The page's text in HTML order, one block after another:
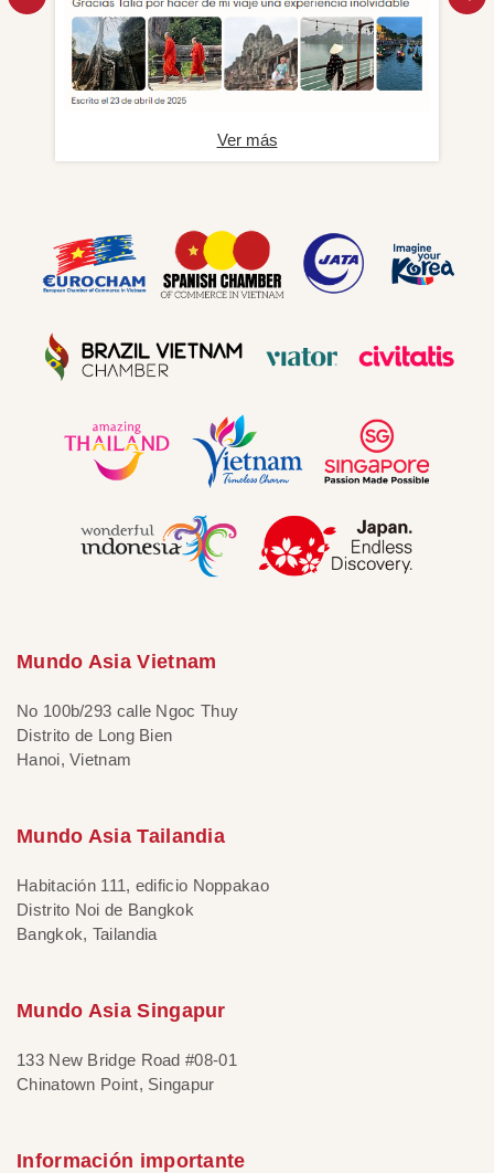
Ver más
Mundo Asia Vietnam
No 100b/293 calle Ngoc Thuy
Distrito de Long Bien
Hanoi, Vietnam
Mundo Asia Tailandia
Habitación 111, edificio Noppakao
Distrito Noi de Bangkok
Bangkok, Tailandia
Mundo Asia Singapur
133 New Bridge Road #08-01
Chinatown Point, Singapur
Información importante